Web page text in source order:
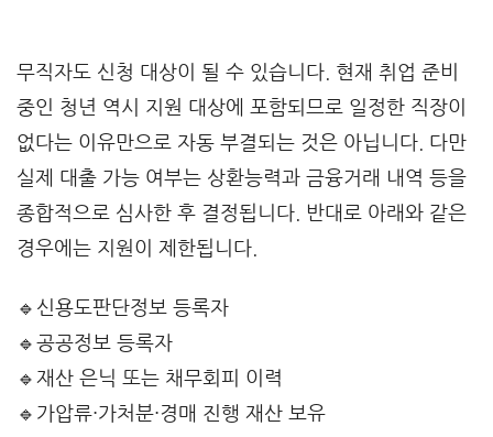
무직자도 신청 대상이 될 수 있습니다. 현재 취업 준비
중인 청년 역시 지원 대상에 포함되므로 일정한 직장이
없다는 이유만으로 자동 부결되는 것은 아닙니다. 다만
실제 대출 가능 여부는 상환능력과 금융거래 내역 등을
종합적으로 심사한 후 결정됩니다. 반대로 아래와 같은
경우에는 지원이 제한됩니다.
🔹신용도판단정보 등록자
🔹공공정보 등록자
🔹재산 은닉 또는 채무회피 이력
🔹가압류·가처분·경매 진행 재산 보유